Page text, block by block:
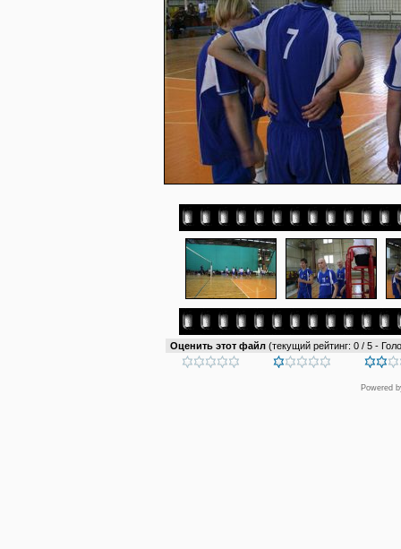
Оценить этот файл (текущий рейтинг: 0 / 5 -
Powered